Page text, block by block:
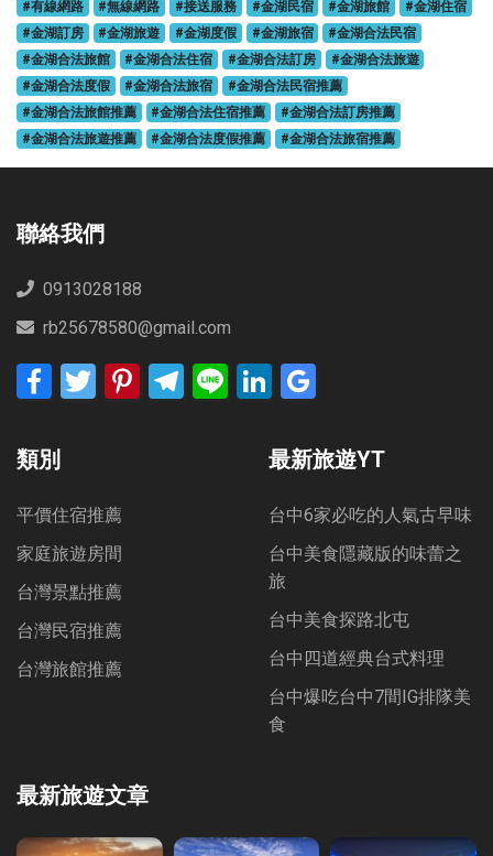
#有線網路 #無線網路 #接送服務 #金湖民宿 #金湖旅館
#金湖住宿
#金湖訂房
#金湖旅遊 #金湖度假 #金湖旅宿
#金湖合法民宿
#金湖合法旅館
#金湖合法住宿 #金湖合法訂房
#金湖合法旅遊
#金湖合法度假
#金湖合法旅宿
#金湖合法民宿推薦
#金湖合法旅館推薦
#金湖合法住宿推薦
#金湖合法訂房推薦
#金湖合法旅遊推薦
#金湖合法度假推薦 #金湖合法旅宿推薦
聯絡我們
0913028188
rb25678580@gmail.com
FacebookTwitter PinterestTelegram
Line LinkedIn
類別
平價住宿推薦
家庭旅遊房間
台灣景點推薦
台灣民宿推薦
台灣旅館推薦
最新旅遊文章
最新旅遊YT
台中6家必吃的人氣古早味
台中美食隱藏版的味蕾之
旅
台中美食探路北屯
台中四道經典台式料理
台中爆吃台中7間IG排隊美
食